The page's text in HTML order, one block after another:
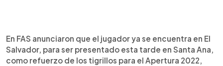
En FAS anunciaron que el jugador ya se encuentra en El
Salvador, para ser presentado esta tarde en Santa Ana,
como refuerzo de los tigrillos para el Apertura 2022,